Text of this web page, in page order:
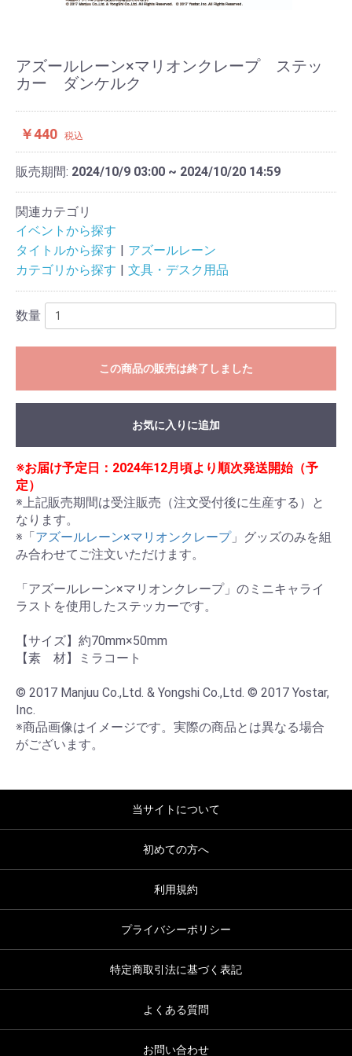
アズールレーン×マリオンクレープ ステッ
カー ダンケルク
￥440 税込
販売期間: 2024/10/9 03:00 ~ 2024/10/20 14:59
関連カテゴリ
イベントから探す
タイトルから探す
アズールレーン
カテゴリから探す
文具・デスク用品
数量
この商品の販売は終了しました
お気に入りに追加
※お届け予定日：2024年12月頃より順次発送開始（予
定）
※上記販売期間は受注販売（注文受付後に生産する）と
なります。
※「アズールレーン×マリオンクレープ」グッズのみを組
み合わせてご注文いただけます。
「アズールレーン×マリオンクレープ」のミニキャライ
ラストを使用したステッカーです。
【サイズ】約70mm×50mm
【素　材】ミラコート
© 2017 Manjuu Co.,Ltd. & Yongshi Co.,Ltd. © 2017 Yostar,
Inc.
※商品画像はイメージです。実際の商品とは異なる場合
がございます。
当サイトについて
初めての方へ
利用規約
プライバシーポリシー
特定商取引法に基づく表記
よくある質問
お問い合わせ